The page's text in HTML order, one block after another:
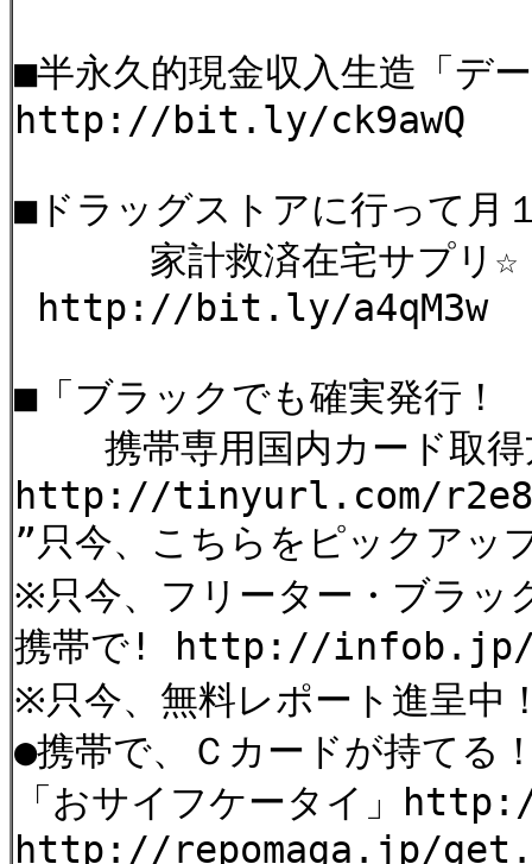
■半永久的現金収入生造「デ
http://bit.ly/ck9awQ
■ドラッグストアに行って
家計救済在宅サプリ☆
http://bit.ly/a4qM3w
■「ブラックでも確実発行！
携帯専用国内カード取得
http://tinyurl.com/
”只今、こちらをピック
※只今、フリーター・ブラ
携帯で! http://infob.jp/
※只今、無料レポート進呈
●携帯で、Ｃカードが持てる
「おサイフケータイ」
http://repomaga.jp/